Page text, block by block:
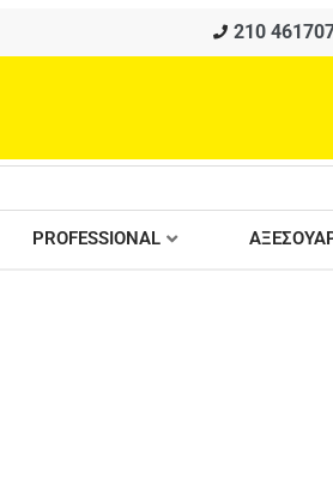
210
PROFESSIONAL